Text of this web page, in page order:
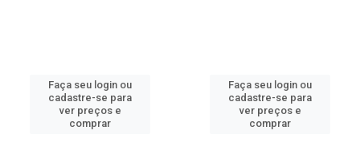
Faça seu login ou
cadastre-se para
ver preços e
comprar
Faça seu login ou
cadastre-se para
ver preços e
comprar